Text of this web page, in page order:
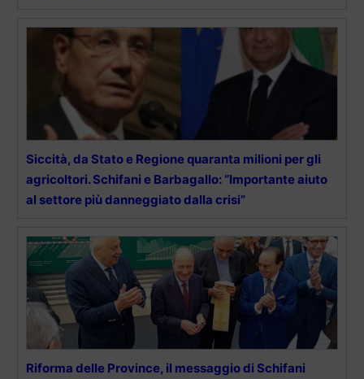
Siccità, da Stato e Regione quaranta milioni per gli
agricoltori. Schifani e Barbagallo: “Importante aiuto
al settore più danneggiato dalla crisi”
Riforma delle Province, il messaggio di Schifani